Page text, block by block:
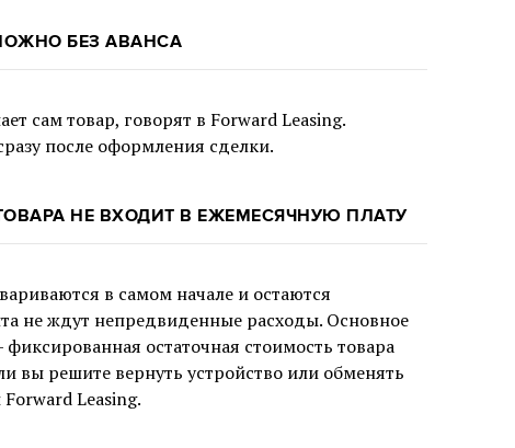
БЕЗ АВАНСА
сам товар, говорят в Forward Leasing.
после оформления сделки.
НЕ ВХОДИТ В ЕЖЕМЕСЯЧНУЮ ПЛАТУ
в самом начале и остаются
не ждут непредвиденные расходы. Основное
остаточная стоимость товара
вы решите вернуть устройство или обменять
Leasing.